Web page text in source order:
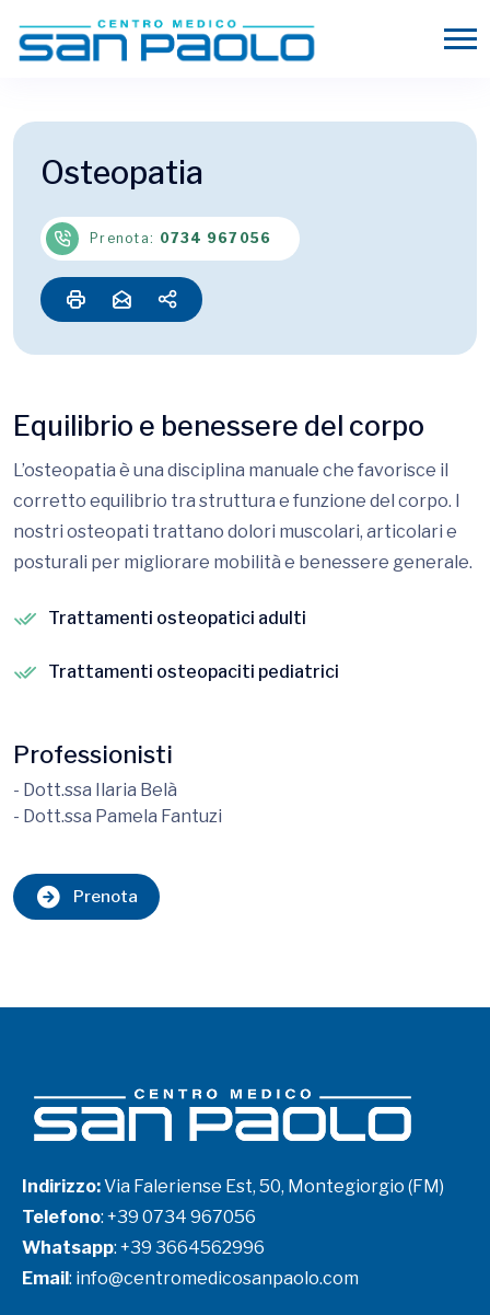
Osteopatia
Prenota: 0734 967056
Equilibrio e benessere del corpo
L’osteopatia è una disciplina manuale che favorisce il
corretto equilibrio tra struttura e funzione del corpo. I
nostri osteopati trattano dolori muscolari, articolari e
posturali per migliorare mobilità e benessere generale.
Trattamenti osteopatici adulti
Trattamenti osteopaciti pediatrici
Professionisti
- Dott.ssa Ilaria Belà
- Dott.ssa Pamela Fantuzi
Prenota
Indirizzo:Via Faleriense Est, 50, Montegiorgio (FM)
Telefono: +39 0734 967056
Whatsapp: +39 3664562996
Email: info@centromedicosanpaolo.com